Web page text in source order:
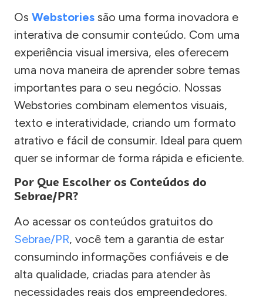
Os Webstories são uma forma inovadora e
interativa de consumir conteúdo. Com uma
experiência visual imersiva, eles oferecem
uma nova maneira de aprender sobre temas
importantes para o seu negócio. Nossas
Webstories combinam elementos visuais,
texto e interatividade, criando um formato
atrativo e fácil de consumir. Ideal para quem
quer se informar de forma rápida e eficiente.
Por Que Escolher os Conteúdos do
Sebrae/PR?
Ao acessar os conteúdos gratuitos do
Sebrae/PR, você tem a garantia de estar
consumindo informações confiáveis e de
alta qualidade, criadas para atender às
necessidades reais dos empreendedores.